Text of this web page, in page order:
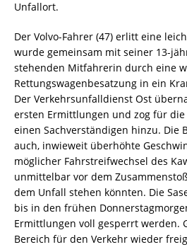
Unfallort.
Der Volvo-Fahrer (47) erlitt eine
wurde gemeinsam mit seiner 13-
stehenden Mitfahrerin durch eine
Rettungswagenbesatzung in ein
Der Verkehrsunfalldienst Ost
ersten Ermittlungen und zog für
einen Sachverständigen hinzu. Die
auch, inwieweit überhöhte
möglicher Fahrstreifwechsel des
unmittelbar vor dem
dem Unfall stehen könnten. Die
bis in den frühen
Ermittlungen voll gesperrt werden.
Bereich für den Verkehr wieder